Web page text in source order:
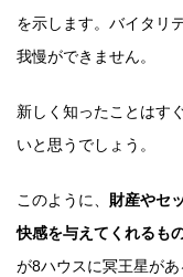
を示します。バイタリ
我慢ができません。
新しく知ったことはす
いと思うでしょう。
このように、 財産やセ
快感を与えてくれるも
が8ハウスに冥王星があ